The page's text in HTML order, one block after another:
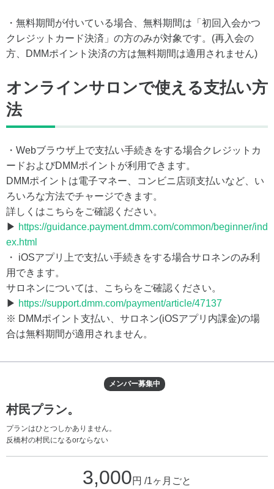
・無料期間が付いている場合、無料期間は「初回入会かつ
クレジットカード決済」の方のみが対象です。(再入会の
方、DMMポイント決済の方は無料期間は適用されません)
オンラインサロンで使える支払い方
法
・Webブラウザ上で支払い手続きをする場合クレジットカ
ードおよびDMMポイントが利用できます。
DMMポイントは電子マネー、コンビニ店頭支払いなど、い
ろいろな方法でチャージできます。
詳しくはこちらをご確認ください。
▶ https://guidance.payment.dmm.com/common/beginner/ind
ex.html
・ iOSアプリ上で支払い手続きをする場合サロネンのみ利
用できます。
サロネンについては、こちらをご確認ください。
▶ https://support.dmm.com/payment/article/47137
※ DMMポイント支払い、サロネン(iOSアプリ内課金)の場
合は無料期間が適用されません。
メンバー募集中
村民プラン。
プランはひとつしかありません。
反橋村の村民になるorならない
3,000円 /1ヶ月ごと